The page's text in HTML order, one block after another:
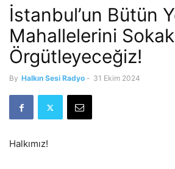
İstanbul’un Bütün
Mahallelerini
Örgütleyeceğiz!
By Halkın Sesi Radyo - 31 Ekim 2024
Halkımız!